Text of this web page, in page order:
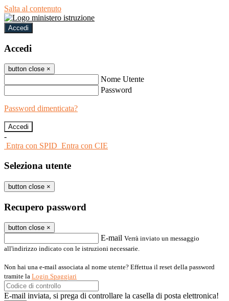
Salta al contenuto
Accedi
Accedi
button close ×
Nome Utente
Password
Password dimenticata?
-
Entra con SPID Entra con CIE
Seleziona utente
button close ×
Recupero password
button close ×
E-mail Verrà inviato un messaggio
all'indirizzo indicato con le istruzioni necessarie.
Non hai una e-mail associata al nome utente? Effettua il reset della password
tramite la Login Spaggiari
E-mail inviata, si prega di controllare la casella di posta elettronica!